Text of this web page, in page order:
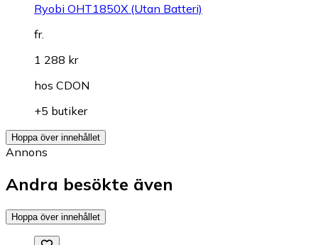
Ryobi OHT1850X (Utan Batteri)
fr.
1 288 kr
hos CDON
+5 butiker
Hoppa över innehållet
Annons
Andra besökte även
Hoppa över innehållet